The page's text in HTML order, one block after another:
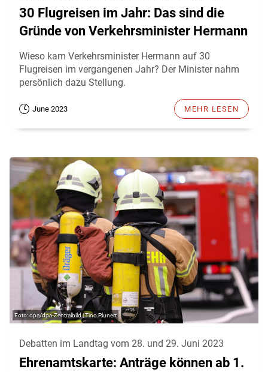
30 Flugreisen im Jahr: Das sind die
Gründe von Verkehrsminister Hermann
Wieso kam Verkehrsminister Hermann auf 30
Flugreisen im vergangenen Jahr? Der Minister nahm
persönlich dazu Stellung.
June 2023 MEHR LESEN
dpa/dpa-Zentralbild | Tino Plunert
Debatten im Landtag vom 28. und 29. Juni 2023
Ehrenamtskarte: Anträge können ab 1.